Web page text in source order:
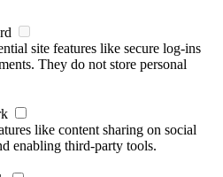
site features like secure log-ins
They do not store personal
like content sharing on social
enabling third-party tools.